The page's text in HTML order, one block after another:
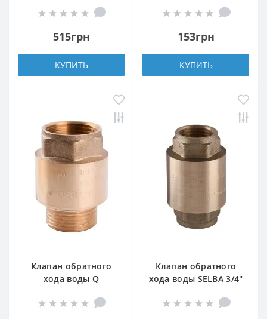
шток
515грн
КУПИТЬ
шток
153грн
КУПИТЬ
Клапан обратного
хода воды Q
QP100MF
Клапан обратного
хода воды SELBA 3/4″